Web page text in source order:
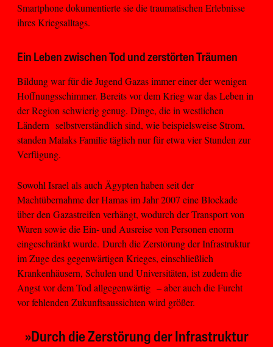
Smartphone dokumentierte sie die traumatischen Erlebnisse
ihres Kriegsalltags.
Ein Leben zwischen Tod und zerstörten Träumen
Bildung war für die Jugend Gazas immer einer der wenigen
Hoffnungsschimmer. Bereits vor dem Krieg war das Leben in
der Region schwierig genug. Dinge, die in westlichen
Ländern selbstverständlich sind, wie beispielsweise Strom,
standen Malaks Familie täglich nur für etwa vier Stunden zur
Verfügung.
Sowohl Israel als auch Ägypten haben seit der
Machtübernahme der Hamas im Jahr 2007 eine Blockade
über den Gazastreifen verhängt, wodurch der Transport von
Waren sowie die Ein- und Ausreise von Personen enorm
eingeschränkt wurde. Durch die Zerstörung der Infrastruktur
im Zuge des gegenwärtigen Krieges, einschließlich
Krankenhäusern, Schulen und Universitäten, ist zudem die
Angst vor dem Tod allgegenwärtig – aber auch die Furcht
vor fehlenden Zukunftsaussichten wird größer.
»Durch die Zerstörung der Infrastruktur